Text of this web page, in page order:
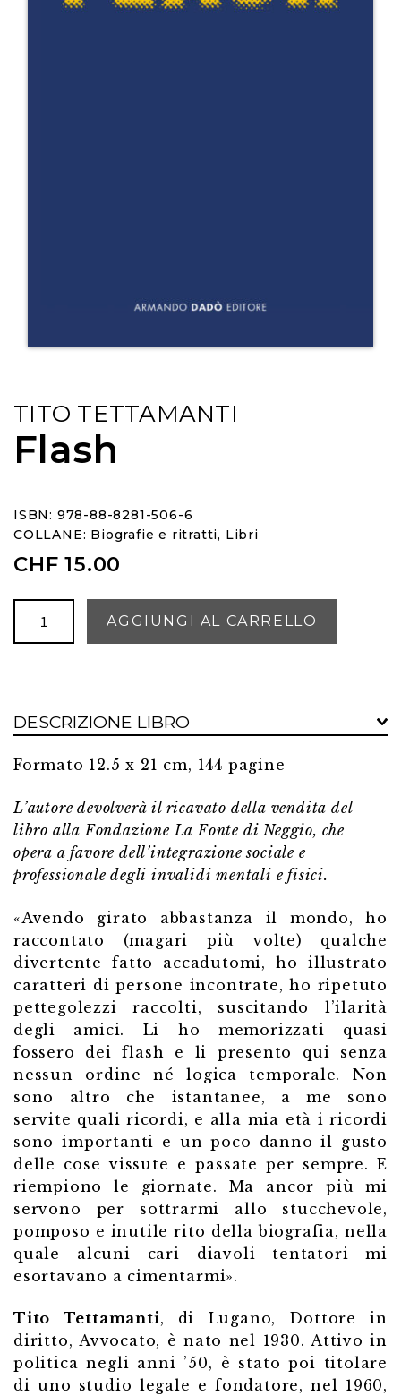
TITO TETTAMANTI
Flash
ISBN: 978-88-8281-506-6
COLLANE: Biografie e ritratti, Libri
CHF 15.00
quantità
AGGIUNGI AL CARRELLO
DESCRIZIONE LIBRO
Formato 12.5 x 21 cm, 144 pagine
L’autore devolverà il ricavato della vendita del
libro alla Fondazione La Fonte di Neggio, che
opera a favore dell’integrazione sociale e
professionale degli invalidi mentali e fisici.
«Avendo girato abbastanza il mondo, ho
raccontato (magari più volte) qualche
divertente fatto accadutomi, ho illustrato
caratteri di persone incontrate, ho ripetuto
pettegolezzi raccolti, suscitando l’ilarità
degli amici. Li ho memorizzati quasi
fossero dei flash e li presento qui senza
nessun ordine né logica temporale. Non
sono altro che istantanee, a me sono
servite quali ricordi, e alla mia età i ricordi
sono importanti e un poco danno il gusto
delle cose vissute e passate per sempre. E
riempiono le giornate. Ma ancor più mi
servono per sottrarmi allo stucchevole,
pomposo e inutile rito della biografia, nella
quale alcuni cari diavoli tentatori mi
esortavano a cimentarmi».
Tito Tettamanti, di Lugano, Dottore in
diritto, Avvocato, è nato nel 1930. Attivo in
politica negli anni ’50, è stato poi titolare
di uno studio legale e fondatore, nel 1960,